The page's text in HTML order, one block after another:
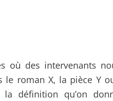
où des intervenants
le roman X, la pièce Y
la définition qu’on